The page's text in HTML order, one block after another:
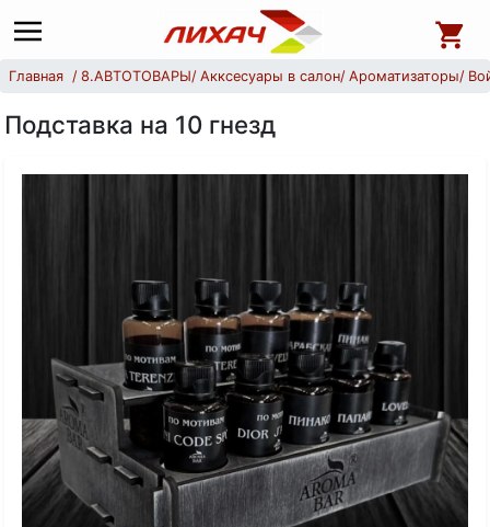
Главная 8.АВТОТОВАРЫ Акксесуары в салон Ароматизаторы
Подставка на 10 гнезд